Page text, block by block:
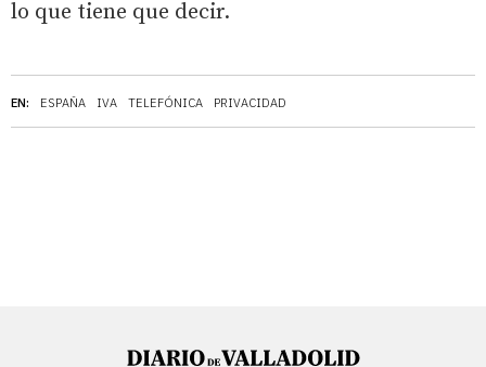
EN: ESPAÑA IVA TELEFÓNICA PRIVACIDAD
lo que tiene que decir.